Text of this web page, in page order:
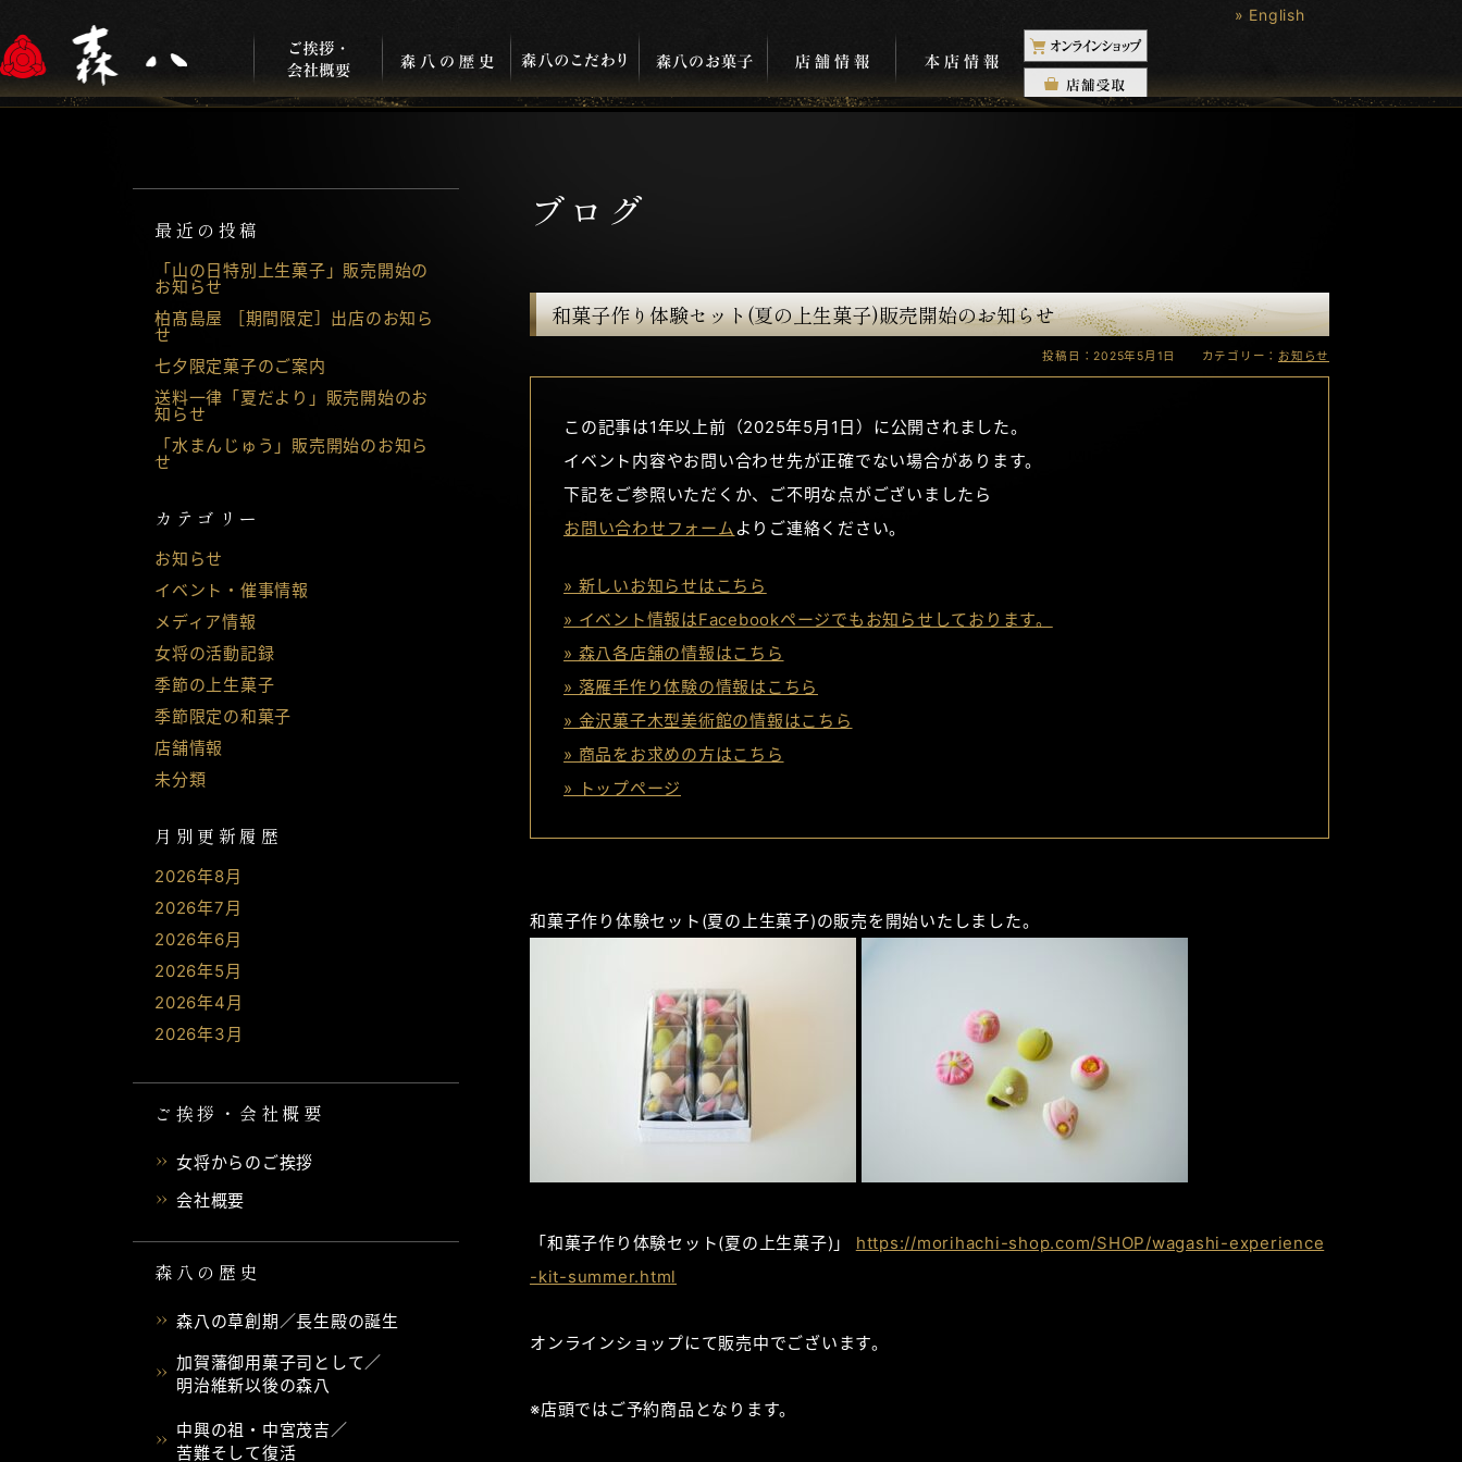
» English
最近の投稿
「山の日特別上生菓子」販売開始の
お知らせ
柏髙島屋 ［期間限定］出店のお知ら
せ
七夕限定菓子のご案内
送料一律「夏だより」販売開始のお
知らせ
「水まんじゅう」販売開始のお知ら
せ
カテゴリー
お知らせ
イベント・催事情報
メディア情報
女将の活動記録
季節の上生菓子
季節限定の和菓子
店舗情報
未分類
月別更新履歴
2026年8月
2026年7月
2026年6月
2026年5月
2026年4月
2026年3月
ご挨拶・会社概要
女将からのご挨拶
会社概要
森八の歴史
森八の草創期／長生殿の誕生
加賀藩御用菓子司として／
明治維新以後の森八
中興の祖・中宮茂吉／
苦難そして復活
ブログ
和菓子作り体験セット(夏の上生菓子)販売開始のお知らせ
投稿日：2025年5月1日 カテゴリー： お知らせ
この記事は1年以上前（2025年5月1日）に公開されました。
イベント内容やお問い合わせ先が正確でない場合があります。
下記をご参照いただくか、ご不明な点がございましたら
お問い合わせフォーム よりご連絡ください。
» 新しいお知らせはこちら
» イベント情報はFacebookページでもお知らせしております。
» 森八各店舗の情報はこちら
» 落雁手作り体験の情報はこちら
» 金沢菓子木型美術館の情報はこちら
» 商品をお求めの方はこちら
» トップページ
和菓子作り体験セット(夏の上生菓子)の販売を開始いたしました。
「和菓子作り体験セット(夏の上生菓子)」 https://morihachi-shop.com/SHOP/wagashi-experience
-kit-summer.html
オンラインショップにて販売中でございます。
※店頭ではご予約商品となります。